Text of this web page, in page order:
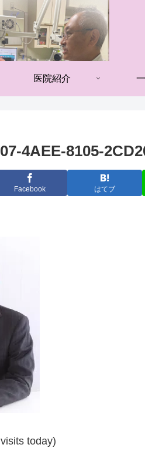
医院紹介
4AEE-8105-
Facebook はてブ
today)